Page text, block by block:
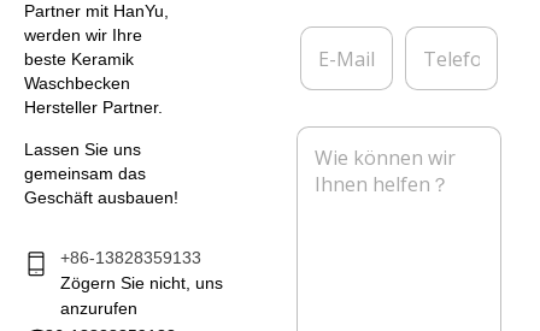
Partner mit HanYu,
werden wir Ihre
beste Keramik
Waschbecken
Hersteller Partner.
Lassen Sie uns
gemeinsam das
Geschäft ausbauen!
+86-13828359133
Zögern Sie nicht, uns
anzurufen
*
r
h
n
E
M
i
T
l
f
o
n
N